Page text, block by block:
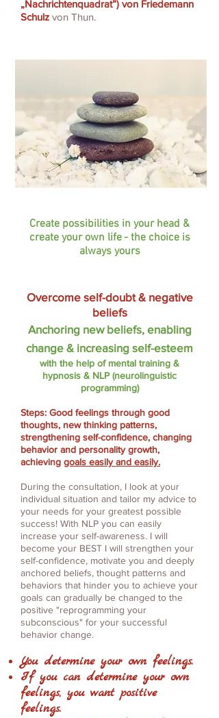
„Nachrichtenquadrat”) von Friedemann
Schulz von Thun.
Create possibilities in your head &
create your own life- the choice is
always yours
Overcome self-doubt & negative
beliefs
Anchoring new beliefs, enabling
change & increasing self-esteem
with the help of mental training &
hypnosis & NLP (neurolinguistic
programming)
Steps: Good feelings through good
thoughts, new thinking patterns,
strengthening self-confidence, changing
behavior and personality growth,
achieving goals easily and easily.
During the consultation, I look at your
individual situation and tailor my advice to
your needs for your greatest possible
success! With NLP you can easily
increase your self-awareness. I will
become your BEST I will strengthen your
self-confidence, motivate you and deeply
anchored beliefs, thought patterns and
behaviors that hinder you to achieve your
goals can gradually be changed to the
positive "reprogramming your
subconscious" for your successful
behavior change.
You determine your own feelings.
If you can determine your own
feelings, you want positive
feelings.